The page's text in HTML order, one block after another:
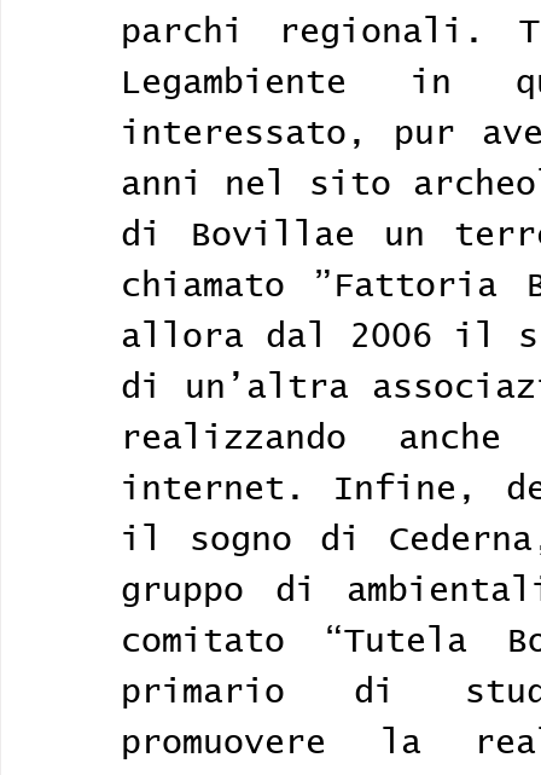
parchi regionali.
Legambiente in
interessato, pur
anni nel sito
di Bovillae un
chiamato ”Fattoria
allora dal 2006 il
di un’altra
realizzando
internet. Infine,
il sogno di
gruppo di
comitato “Tutela
primario di
promuovere la